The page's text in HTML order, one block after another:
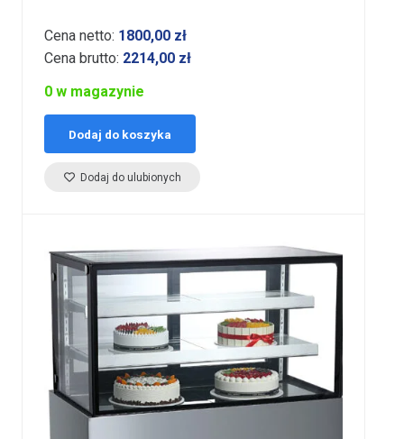
Cena netto: 1800,00 zł
Cena brutto: 2214,00 zł
0 w magazynie
Dodaj do koszyka
Dodaj do ulubionych